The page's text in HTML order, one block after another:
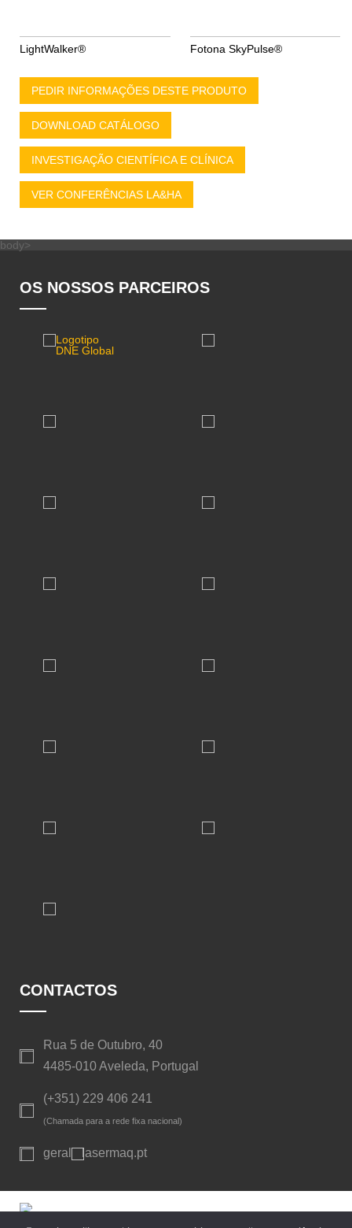
LightWalker® Fotona SkyPulse®
PEDIR INFORMAÇÕES DESTE PRODUTO
DOWNLOAD CATÁLOGO
INVESTIGAÇÃO CIENTÍFICA E CLÍNICA
VER CONFERÊNCIAS LA&HA
body>
OS NOSSOS PARCEIROS
CONTACTOS
Rua 5 de Outubro, 40
4485-010 Aveleda, Portugal
(+351) 229 406 241
(Chamada para a rede fixa nacional)
geral lasermaq.pt